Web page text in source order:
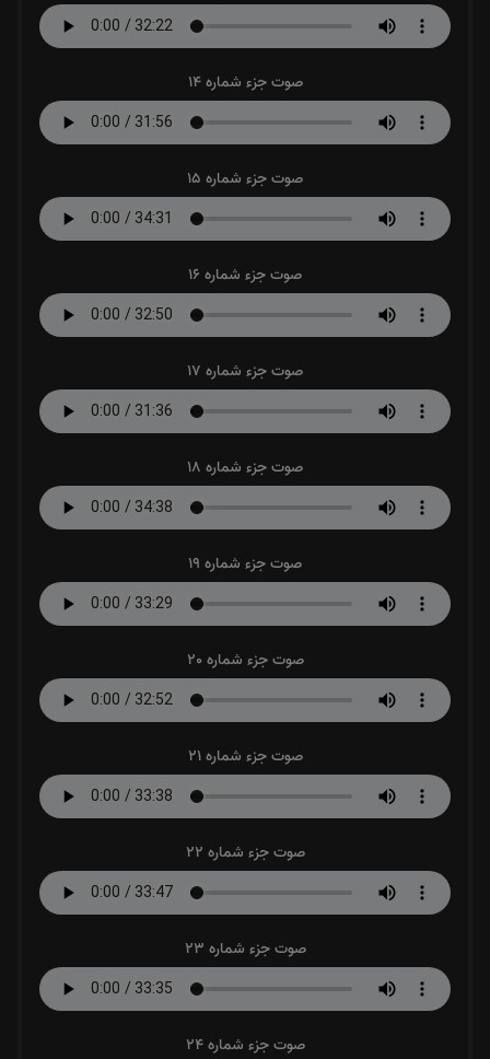
صوت جزء شماره 14
صوت جزء شماره 15
صوت جزء شماره 16
صوت جزء شماره 17
صوت جزء شماره 18
صوت جزء شماره 19
صوت جزء شماره 20
صوت جزء شماره 21
صوت جزء شماره 22
صوت جزء شماره 23
صوت جزء شماره 24